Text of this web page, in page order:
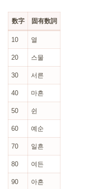
数字 固有数詞
10 열
20 스물
30 서른
40 마흔
50 쉰
60 예순
70 일흔
80 여든
90 아흔